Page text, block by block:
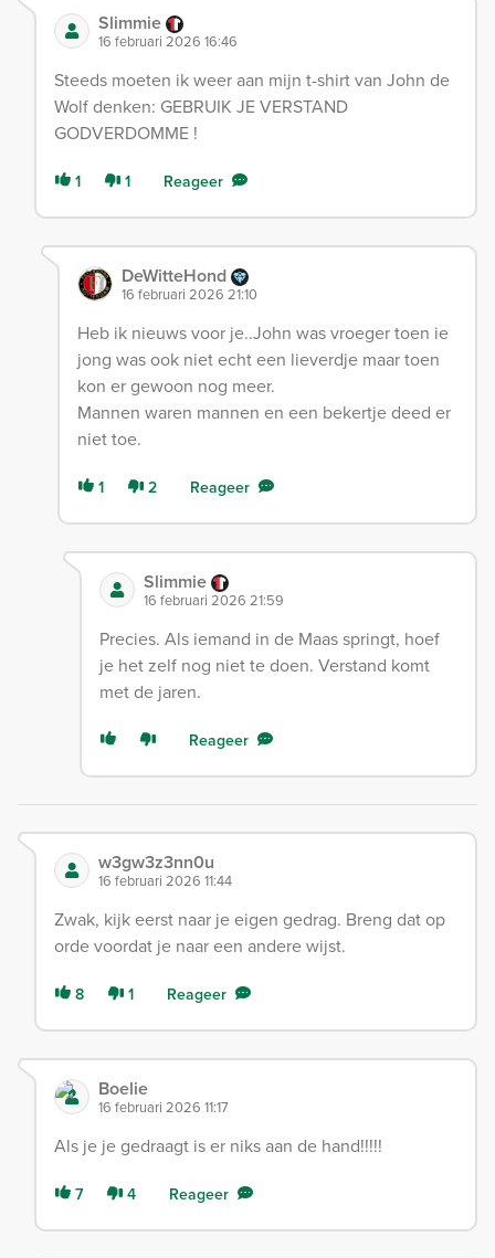
Slimmie
16 februari 2026 16:46
Steeds moeten ik weer aan mijn t-shirt van John de
Wolf denken: GEBRUIK JE VERSTAND
GODVERDOMME !
1 1 Reageer
DeWitteHond
16 februari 2026 21:10
Heb ik nieuws voor je..John was vroeger toen ie
jong was ook niet echt een lieverdje maar toen
kon er gewoon nog meer.
Mannen waren mannen en een bekertje deed er
niet toe.
1 2 Reageer
Slimmie
16 februari 2026 21:59
Precies. Als iemand in de Maas springt, hoef
je het zelf nog niet te doen. Verstand komt
met de jaren.
Reageer
w3gw3z3nn0u
16 februari 2026 11:44
Zwak, kijk eerst naar je eigen gedrag. Breng dat op
orde voordat je naar een andere wijst.
8 1 Reageer
Boelie
16 februari 2026 11:17
Als je je gedraagt is er niks aan de hand!!!!!
7 4 Reageer